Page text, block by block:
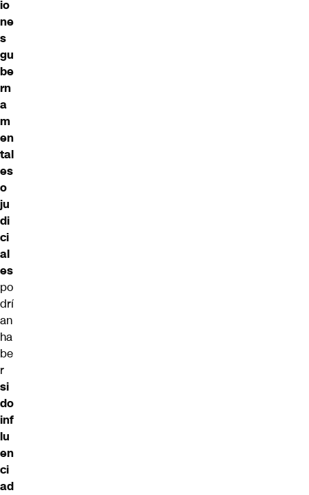
io
ne
s
gu
be
rn
a
m
en
tal
es
o
ju
di
ci
al
es
po
drí
an
ha
be
r
si
do
inf
lu
en
ci
ad